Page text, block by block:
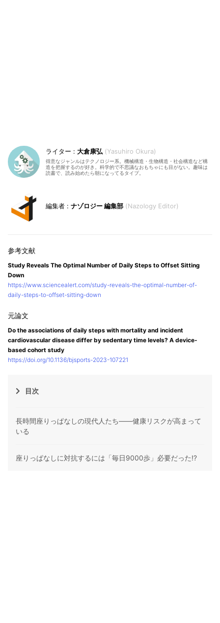
大倉康弘 Yasuhiro Okura
得意なジャンルはテクノロジー系。機械構造・生物構造・社会構造など構
造を把握するのが好き。科学的で不思議なおもちゃにも目がない。趣味は
読書で、読み始めたら朝になってるタイプ。
ナゾロジー 編集部 Nazology Editor
Study Reveals The Optimal Number of Daily Steps to Offset Sitting
Down
https://www.sciencealert.com/study-reveals-the-optimal-number-of-
daily-steps-to-offset-sitting-down
Do the associations of daily steps with mortality and incident
cardiovascular disease differ by sedentary time levels? A device-
based cohort study
https://doi.org/10.1136/bjsports-2023-107221
目次
長時間座りっぱなしの現代人たち――健康リスクが高まって
いる
座りっぱなしに対抗するには「毎日9000歩」必要だった!?